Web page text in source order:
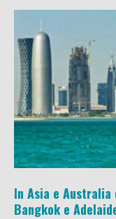
In Asia e
Bangkok e